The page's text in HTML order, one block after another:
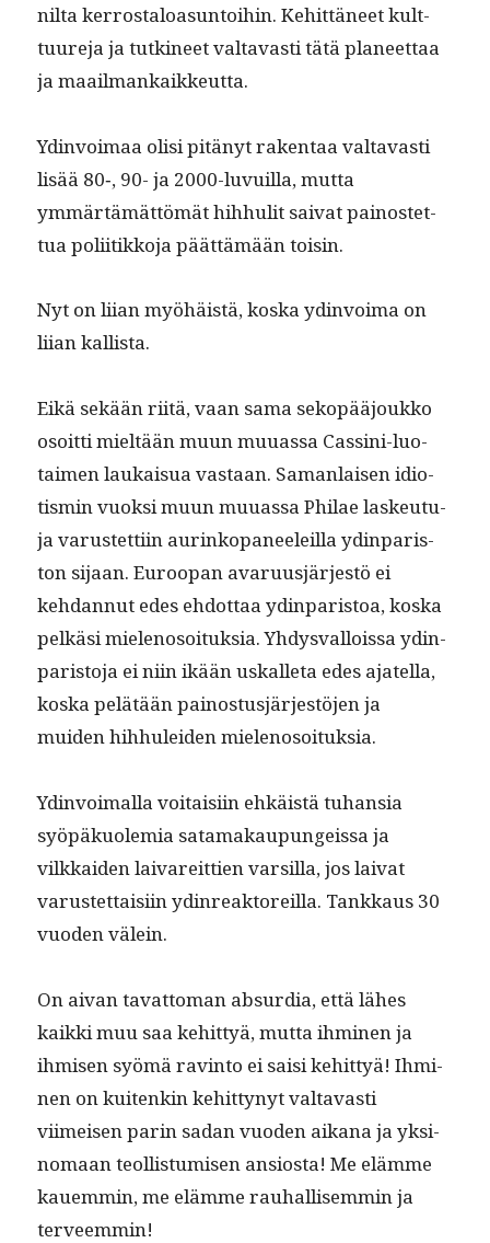
nil­ta ker­rostaloa­sun­toi­hin. Kehit­täneet kult­
tuure­ja ja tutki­neet val­tavasti tätä pla­neet­taa
ja maailmankaikkeutta.
Ydin­voimaa olisi pitänyt rak­en­taa val­tavasti
lisää 80‑, 90- ja 2000-luvuil­la, mut­ta
ymmärtämät­tömät hih­hulit sai­vat pain­os­tet­
tua poli­itikko­ja päät­tämään toisin.
Nyt on liian myöhäistä, kos­ka ydin­voima on
liian kallista.
Eikä sekään riitä, vaan sama sekopääjoukko
osoit­ti mieltään muun muuas­sa Cassi­ni-luo­
taimen laukaisua vas­taan. Saman­laisen idi­o­
tismin vuok­si muun muuas­sa Phi­lae laskeu­tu­
ja varustet­ti­in aurinkopa­neeleil­la ydin­paris­
ton sijaan. Euroopan avaru­usjär­jestö ei
kehdan­nut edes ehdot­taa ydin­paris­toa, kos­ka
pelkäsi mie­lenosoituk­sia. Yhdys­val­lois­sa ydin­
paris­to­ja ei niin ikään uskalleta edes ajatel­la,
kos­ka pelätään pain­os­tusjär­jestö­jen ja
muiden hih­hulei­den mielenosoituksia.
Ydin­voimal­la voitaisi­in ehkäistä tuhan­sia
syöpäkuolemia sata­makaupungeis­sa ja
vilkkaiden laivare­it­tien var­sil­la, jos lai­vat
varustet­taisi­in ydin­reak­tor­eil­la. Tankkaus 30
vuo­den välein.
On aivan tavat­toman absur­dia, että läh­es
kaik­ki muu saa kehit­tyä, mut­ta ihmi­nen ja
ihmisen syömä rav­in­to ei saisi kehit­tyä! Ihmi­
nen on kuitenkin kehit­tynyt val­tavasti
viimeisen parin sadan vuo­den aikana ja yksi­
no­maan teol­lis­tu­misen ansios­ta! Me elämme
kauem­min, me elämme rauhal­lisem­min ja
terveemmin!